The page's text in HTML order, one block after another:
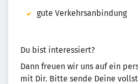
gute Verkehrsanbindung
Du bist interessiert?
Dann freuen wir uns auf ein
mit Dir. Bitte sende Deine